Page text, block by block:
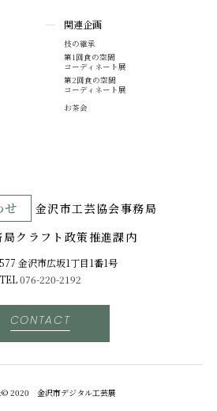
関連企画
技の継承
第1回食の空間
コーディネート展
第2回食の空間
コーディネート展
お茶会
せ
⾦沢市⼯芸協会事務局
クラフト政策推進課内
⾦沢市広坂1丁目1番1号
TEL076-220-2192
CONTACT
2020 金沢市デジタル工芸展